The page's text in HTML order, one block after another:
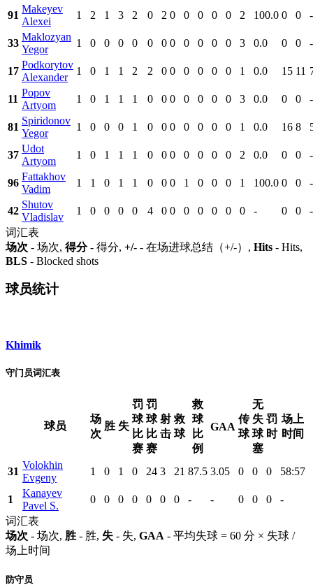
91
Makeyev
Alexei
1 2 1 3 2 0 2 0 0 0 0 0 2 100.0 0 0 -
33
Maklozyan
Yegor
1 0 0 0 0 0 0 0 0 0 0 0 3 0.0 0 0 -
17
Podkorytov
Alexander
1 0 1 1 2 2 0 0 0 0 0 0 1 0.0 15 11
11
Popov
Artyom
1 0 1 1 1 0 0 0 0 0 0 0 3 0.0 0 0 -
81
Spiridonov
Yegor
1 0 0 0 1 0 0 0 0 0 0 0 1 0.0 16 8
37
Udot
Artyom
1 0 1 1 1 0 0 0 0 0 0 0 2 0.0 0 0 -
96
Fattakhov
Vadim
1 1 0 1 1 0 0 0 1 0 0 0 1 100.0 0 0 -
42
Shutov
Vladislav
1 0 0 0 0 4 0 0 0 0 0 0 0 - 0 0
-
词汇表
场次 - 场次, 得分- 得分, +/- - 在场进球总结（+/-）, Hits - Hits,
BLS - Blocked shots
球员统计
Khimik
守门员词汇表
球员
场
次
胜 失
罚
球
比
赛
罚
球
比
赛
射
击
救
球
救
球
比
例
GAA
传
球
无
失
球
塞
罚
时
场上
时间
31
Volokhin
Evgeny
1 0 1 0 24 3 21 87.5 3.05 0 0 0 58:57
1
Kanayev
Pavel S.
0 0 0 0 0 0 0 - - 0 0 0
-
词汇表
场次 - 场次, 胜 - 胜, 失 - 失, GAA - 平均失球 = 60 分 × 失球 /
场上时间
防守员